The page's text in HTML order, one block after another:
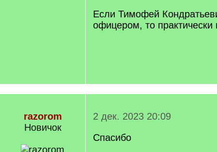
Если Тимофей
офицером, то
razorom
Новичок
2 дек. 2023 20:09
Спасибо